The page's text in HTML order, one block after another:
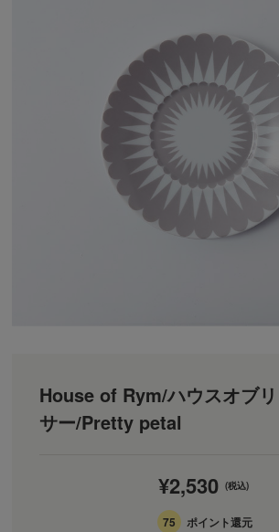
House of Rym/ハウスオブ
サー/Pretty petal
¥2,530 (税込)
75 ポイント還元